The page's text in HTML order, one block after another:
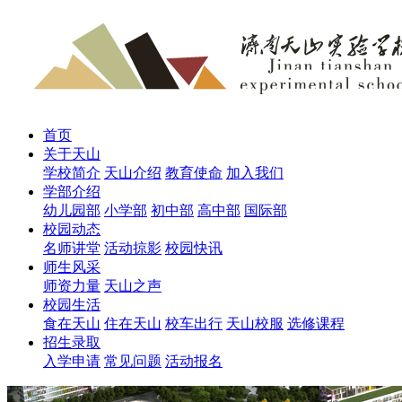
首页
关于天山
学校简介 天山介绍 教育使命 加入我们
学部介绍
幼儿园部 小学部 初中部 高中部 国际部
校园动态
名师讲堂 活动掠影 校园快讯
师生风采
师资力量 天山之声
校园生活
食在天山 住在天山 校车出行 天山校服 选修课程
招生录取
入学申请 常见问题 活动报名